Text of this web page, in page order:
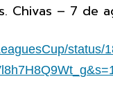
Chivas – 7 de
status/